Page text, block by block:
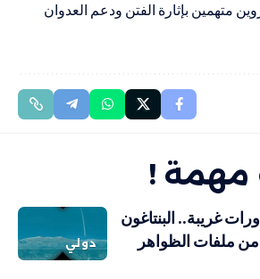
بإثارة الفتن ودعم العدوان
مهمة !
دولي
غريبة.. البنتاغون
ملفات الظواهر